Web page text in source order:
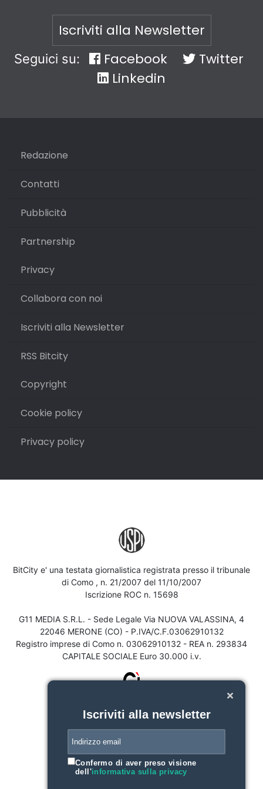
Iscriviti alla Newsletter
Seguici su: Facebook
Twitter
Linkedin
Redazione
Contatti
Pubblicità
Partnership
Privacy
Collabora con noi
Iscriviti alla Newsletter
RSS Bitcity
Copyright
Cookie policy
Privacy policy
BitCity e' una testata giornalistica registrata presso il tribunale
di Como , n. 21/2007 del 11/10/2007
Iscrizione ROC n. 15698
G11 MEDIA S.R.L. - Sede Legale Via NUOVA VALASSINA, 4
22046 MERONE (CO) - P.IVA/C.F.03062910132
Registro imprese di Como n. 03062910132 - REA n. 293834
CAPITALE SOCIALE Euro 30.000 i.v.
Iscriviti alla newsletter
Confermo di aver preso visione
dell'informativa sulla privacy